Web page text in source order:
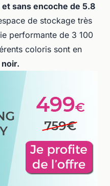
sans encoche de 5.8
de stockage très
performante de 3 100
coloris sont en